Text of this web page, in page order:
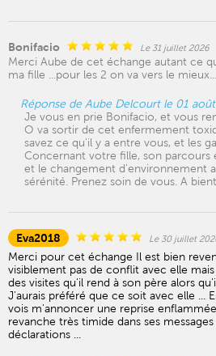
Bonifacio Le 31 juillet 2026
Merci Aube de cet échange autant ce
ma fille ...pour les 2 on va vers le mieux...
Réponse de Aube Delcourt le 01
Je vous en prie Bonifacio, et vous
O va sortir de cet enfermement
savez ce qu'il y a entre vous, et les
Concernant votre fille, son parcours
et le changement d'environnement
sérénité. Prenez soin de vous. A
Eva2018 Le 30 juillet
Merci pour cet échange Il est bien
visiblement pas de conflit avec elle
des visites qu'il rend à son père alors
J'aurais préféré que ce soit avec elle ...
vois m'annoncer une reprise
revanche très timide dans ses
déclarations ...